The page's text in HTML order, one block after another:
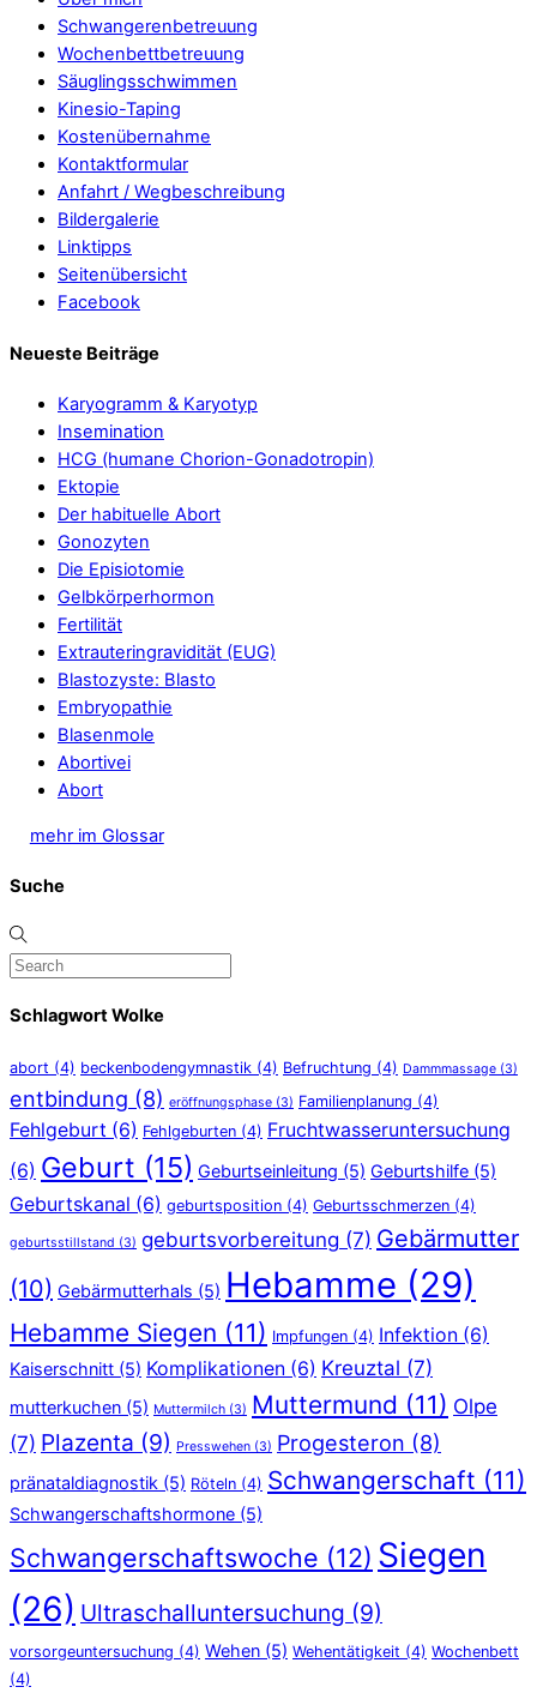
Schwangerenbetreuung
Wochenbettbetreuung
Säuglingsschwimmen
Kinesio-Taping
Kostenübernahme
Kontaktformular
Anfahrt / Wegbeschreibung
Bildergalerie
Linktipps
Seitenübersicht
Facebook
Neueste Beiträge
Karyogramm & Karyotyp
Insemination
HCG (humane Chorion-Gonadotropin)
Ektopie
Der habituelle Abort
Gonozyten
Die Episiotomie
Gelbkörperhormon
Fertilität
Extrauteringravidität (EUG)
Blastozyste: Blasto
Embryopathie
Blasenmole
Abortivei
Abort
mehr im Glossar
Suche
Schlagwort Wolke
abort (4) beckenbodengymnastik (4) Befruchtung (4) Dammmassage (3)
entbindung (8) eröffnungsphase (3) Familienplanung (4)
Fehlgeburt (6) Fehlgeburten (4) Fruchtwasseruntersuchung
(6) Geburt (15) Geburtseinleitung (5) Geburtshilfe (5)
Geburtskanal (6) geburtsposition (4) Geburtsschmerzen (4)
geburtsstillstand (3) geburtsvorbereitung (7) Gebärmutter
(10) Gebärmutterhals (5) Hebamme (29)
Hebamme Siegen (11) Impfungen (4) Infektion (6)
Kaiserschnitt (5) Komplikationen (6) Kreuztal (7)
mutterkuchen (5) Muttermilch (3) Muttermund (11) Olpe
(7) Plazenta (9) Presswehen (3) Progesteron (8)
pränataldiagnostik (5) Röteln (4) Schwangerschaft (11)
Schwangerschaftshormone (5)
Schwangerschaftswoche (12) Siegen
(26) Ultraschalluntersuchung (9)
vorsorgeuntersuchung (4) Wehen (5) Wehentätigkeit (4) Wochenbett
(4)